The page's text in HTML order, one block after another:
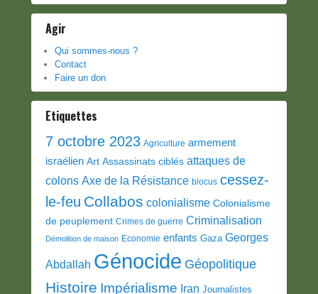
Agir
Qui sommes-nous ?
Contact
Faire un don
Etiquettes
7 octobre 2023 Agriculture armement
israélien Art Assassinats ciblés attaques de
colons Axe de la Résistance blocus cessez-
le-feu Collabos colonialisme Colonialisme
de peuplement Crimes de guerre Criminalisation
Démolition de maison Economie enfants Gaza Georges
Abdallah Génocide Géopolitique
Histoire Impérialisme Iran Journalistes